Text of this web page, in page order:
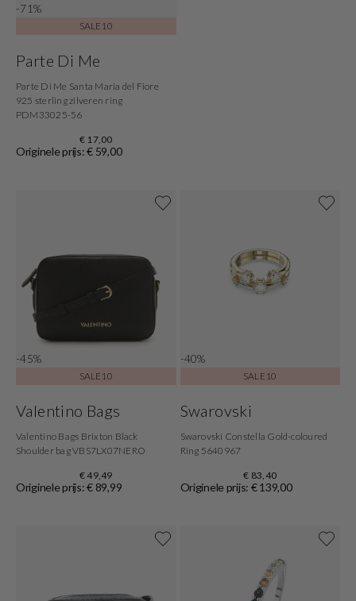
-71%
SALE10
Parte Di Me
Parte Di Me Santa Maria del Fiore
925 sterling zilveren ring
PDM33025-56
€ 17,00
Originele prijs: € 59,00
-45%
SALE10
Valentino Bags
Valentino Bags Brixton Black
Shoulder bag VBS7LX07NERO
€ 49,49
Originele prijs: € 89,99
-40%
SALE10
Swarovski
Swarovski Constella Gold-coloured
Ring 5640967
€ 83,40
Originele prijs: € 139,00